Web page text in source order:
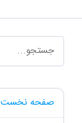
صفحه نخست